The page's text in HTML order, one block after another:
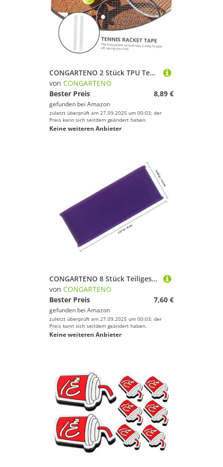
CONGARTENO 2 Stück TPU Tennisschläger Schutzband Transparent Langlebiges Selbstklebendes Racket Saver Head Tape Einfacher Schutz für Tennisschlägerrahmen Stoß Kratzfest Leicht und Praktisch
von CONGARTENO
Bester Preis
8,89 €
gefunden bei Amazon
zuletzt überprüft am 27.09.2025 um 00:03; der
Preis kann sich seitdem geändert haben.
Keine weiteren Anbieter
CONGARTENO 8 Stück Teiliges Silikon Racket griffband Elastische rutschfeste Überzüge für Tennis Badmintonschläger Schweißabsorbierend Langlebig und Wiederverwendbar Passend für Verschiedene
von CONGARTENO
Bester Preis
7,60 €
gefunden bei Amazon
zuletzt überprüft am 27.09.2025 um 00:03; der
Preis kann sich seitdem geändert haben.
Keine weiteren Anbieter